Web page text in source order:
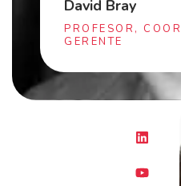
David Bray
PROFESOR,
GERENTE